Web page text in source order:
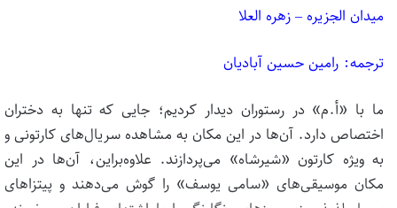
میدان الجزیره – زهره العلا
ترجمه: رامین حسین آبادیان
ما با «أ.م» در رستوران دیدار کردیم؛ جایی که تنها به دختران
اختصاص دارد. آن‌ها در این مکان به مشاهده سریال‌های کارتونی و
به ویژه کارتون «شیرشاه» می‌پردازند. علاوه‌براین، آن‌ها در این
مکان موسیقی‌های «سامی‌ یوسف» را گوش می‌دهند و پیتزاهای